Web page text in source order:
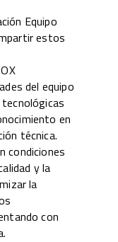
Equipo
estos
del equipo
en
técnica.
condiciones
y la
la
con